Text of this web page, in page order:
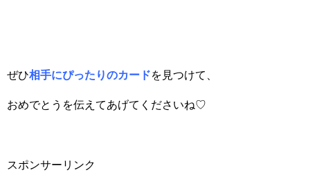
ぜひ相手にぴったりのカードを見つけて、
おめでとうを伝えてあげてくださいね♡
スポンサーリンク